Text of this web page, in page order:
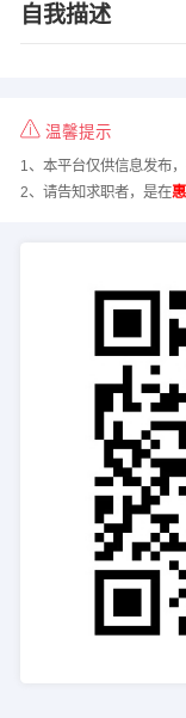
自我描述
温馨提示
1、本平台仅供信息发布
2、请告知求职者，是在